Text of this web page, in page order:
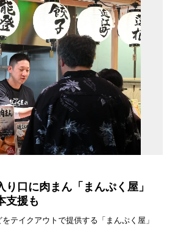
り口に肉まん「まんぷく屋」
支援も
テイクアウトで提供する「まんぷく屋」